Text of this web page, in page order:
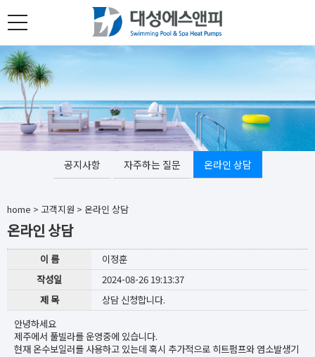
toggle
navigation
공지사항 자주하는 질문 온라인 상담
home > 고객지원 > 온라인 상담
온라인 상담
이 름
이정훈
작성일
2024-08-26 19:13:37
제 목
상담 신청합니다.
안녕하세요
제주에서 풀빌라를 운영중에 있습니다.
현재 온수보일러를 사용하고 있는데 혹시 추가적으로 히트펌프와 염소발생기